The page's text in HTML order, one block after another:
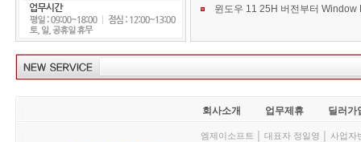
회사소개 업무제휴 딜러가
엠제이소프트 │ 대표자 정일영 │ 사업